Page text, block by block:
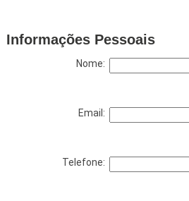
Informações Pessoais
Nome:
Email:
Telefone: